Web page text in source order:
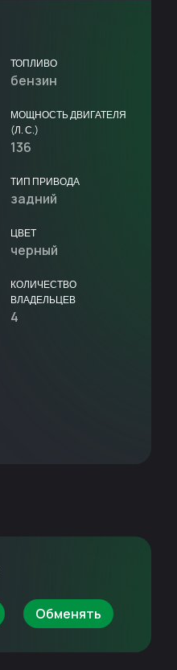
ТОПЛИВО
бензин
МОЩНОСТЬ ДВИГАТЕЛЯ
(Л. С.)
136
ТИП ПРИВОДА
задний
ЦВЕТ
черный
КОЛИЧЕСТВО
ВЛАДЕЛЬЦЕВ
4
Обменять